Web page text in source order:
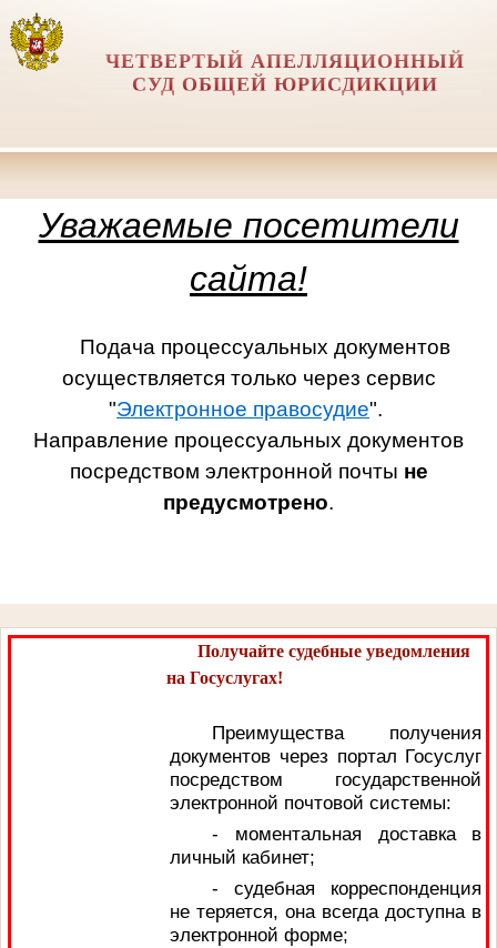
ЧЕТВЕРТЫЙ АПЕЛЛЯЦИОННЫЙ
СУД ОБЩЕЙ ЮРИСДИКЦИИ
Уважаемые посетители
сайта!
Подача процессуальных документов
осуществляется только через сервис
"Электронное правосудие".
Направление процессуальных документов
посредством электронной почты не
предусмотрено.
Получайте судебные уведомления
на Госуслугах!
Преимущества получения
документов через портал Госуслуг
посредством государственной
электронной почтовой системы:
- моментальная доставка в
личный кабинет;
- судебная корреспонденция
не теряется, она всегда доступна в
электронной форме;